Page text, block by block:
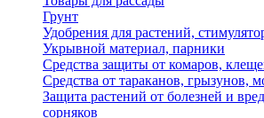
Грунт
Удобрения для растений,
Укрывной материал, парники
Средства защиты от комаров,
Средства от тараканов, грызунов,
Защита растений от болезней и
сорняков